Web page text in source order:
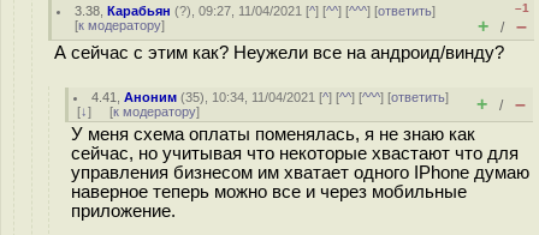
3.38 ,Карабьян (?), 09:27, 11/04/2021 [^] [^^] [^^^] [ответить]
[к модератору]
–1
+ / –
А сейчас с этим как? Неужели все на андроид/винду?
4.41 ,Аноним (35), 10:34, 11/04/2021 [^] [^^] [^^^] [ответить]
[↓] [к модератору] + / –
У меня схема оплаты поменялась, я не знаю как
сейчас, но учитывая что некоторые хвастают что для
управления бизнесом им хватает одного IPhone думаю
наверное теперь можно все и через мобильные
приложение.